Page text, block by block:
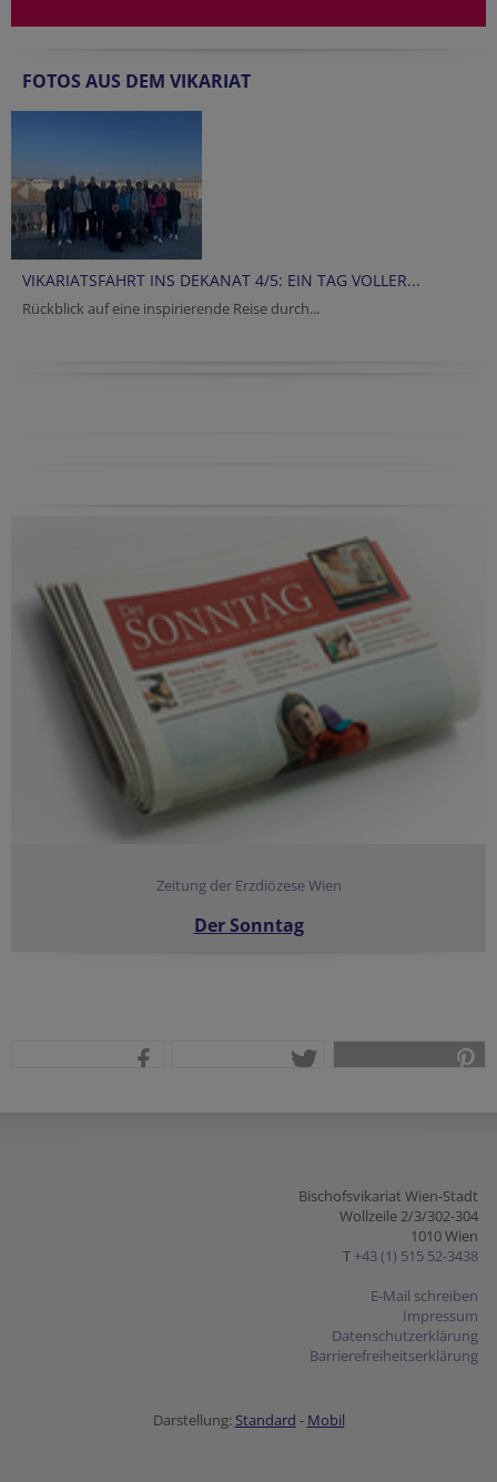
FOTOS AUS DEM VIKARIAT
VIKARIATSFAHRT INS DEKANAT 4/5: EIN TAG VOLLER...
Rückblick auf eine inspirierende Reise durch...
Zeitung der Erzdiözese Wien
Der Sonntag
Bischofsvikariat Wien-Stadt
Wollzeile 2/3/302-304
1010 Wien
T +43 (1) 515 52-3438
E-Mail schreiben
Impressum
Datenschutzerklärung
Barrierefreiheitserklärung
Darstellung: Standard - Mobil